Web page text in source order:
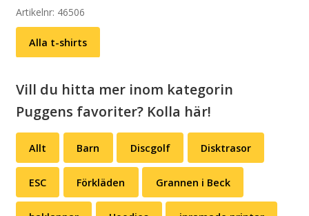
mängd
Artikelnr: 46506
Alla t-shirts
Vill du hitta mer inom kategorin
Puggens favoriter? Kolla här!
Allt Barn Discgolf Disktrasor
ESC Förkläden Grannen i Beck